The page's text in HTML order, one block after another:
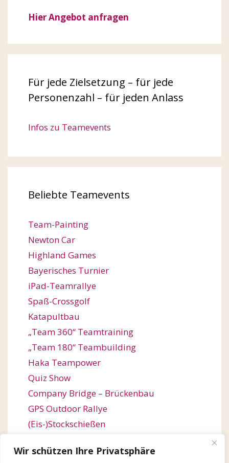
Wir schützen Ihre Privatsphäre
Hier Angebot anfragen
Für jede Zielsetzung – für jede
Personenzahl – für jeden Anlass
Infos zu Teamevents
Beliebte Teamevents
Team-Painting
Newton Car
Highland Games
Bayerisches Turnier
iPad-Teamrallye
Spaß-Crossgolf
Katapultbau
„Team 360“ Teamtraining
„Team 180“ Teambuilding
Haka Teampower
Quiz Show
Company Bridge – Brückenbau
GPS Outdoor Rallye
(Eis-)Stockschießen
Orienteering / Orientierungswanderung